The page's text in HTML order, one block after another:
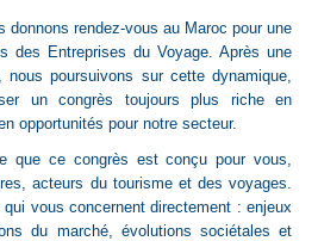
donnons rendez-vous au Maroc pour une
des Entreprises du Voyage. Après une
nous poursuivons sur cette dynamique,
un congrès toujours plus riche en
opportunités pour notre secteur.
que ce congrès est conçu pour vous,
acteurs du tourisme et des voyages.
vous concernent directement : enjeux
du marché, évolutions sociétales et